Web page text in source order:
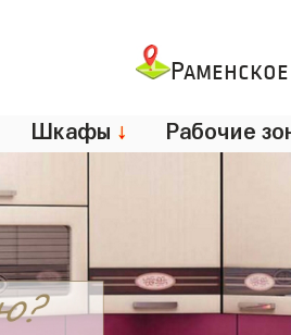
Раменское
Шкафы ↓ Рабочие